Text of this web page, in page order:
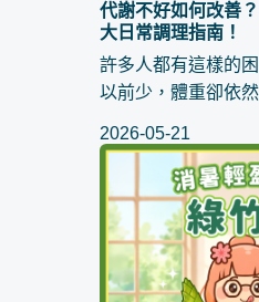
代謝不好如何改善
大日常調理指南！
許多人都有這樣的
以前少，體重卻依
總覺得精神不濟、
不想動。當這些症
2026-05-21